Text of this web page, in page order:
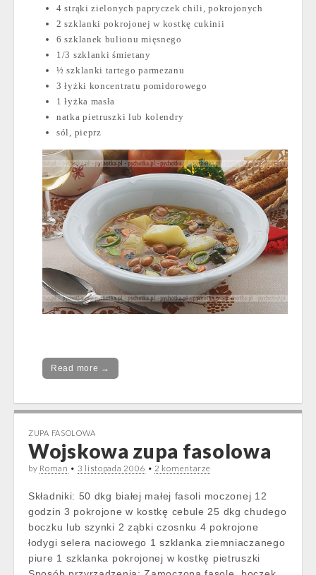
4 strąki zielonych papryczek chili, pokrojonych
2 szklanki pokrojonej w kostkę cukinii
6 szklanek bulionu mięsnego
1/3 szklanki śmietany
½ szklanki tartego parmezanu
3 łyżki koncentratu pomidorowego
1 łyżka masła
natka pietruszki lub kolendry
sól, pieprz
Read more →
ZUPA FASOLOWA
Wojskowa zupa fasolowa
by Roman • 3 listopada 2006 • 2 komentarze
Składniki: 50 dkg białej małej fasoli moczonej 12
godzin 3 pokrojone w kostkę cebule 25 dkg chudego
boczku lub szynki 2 ząbki czosnku 4 pokrojone
łodygi selera naciowego 1 szklanka ziemniaczanego
piure 1 szklanka pokrojonej w kostkę pietruszki